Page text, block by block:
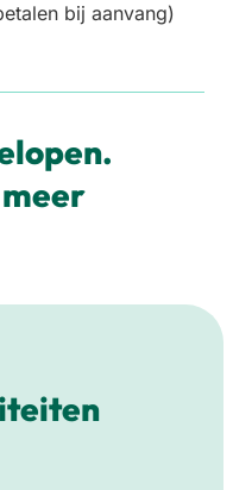
bij aanvang)